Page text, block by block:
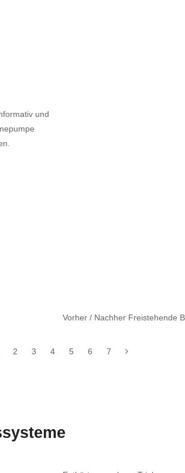
und
Vorher / Nachher Freistehende
2 3 4 5 6 7